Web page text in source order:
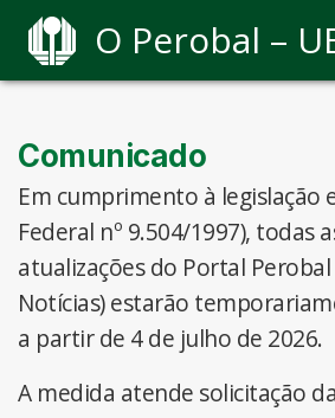
O Perobal –
Comunicado
Em cumprimento à legislação
Federal nº 9.504/1997), todas
atualizações do Portal Perobal
Notícias) estarão
a partir de 4 de julho de 2026.
A medida atende solicitação da